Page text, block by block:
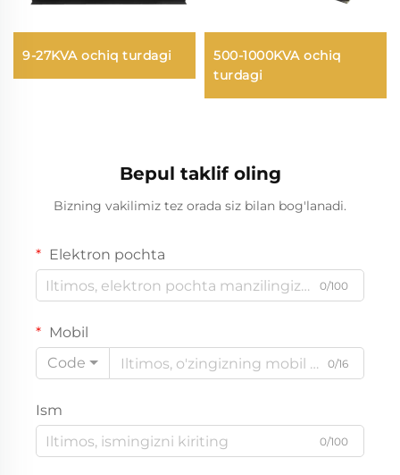
9-27KVA ochiq turdagi
500-1000KVA ochiq
turdagi
Bepul taklif oling
Bizning vakilimiz tez orada siz bilan bog'lanadi.
Elektron pochta
0/100
Mobil
Code
0/16
Ism
0/100